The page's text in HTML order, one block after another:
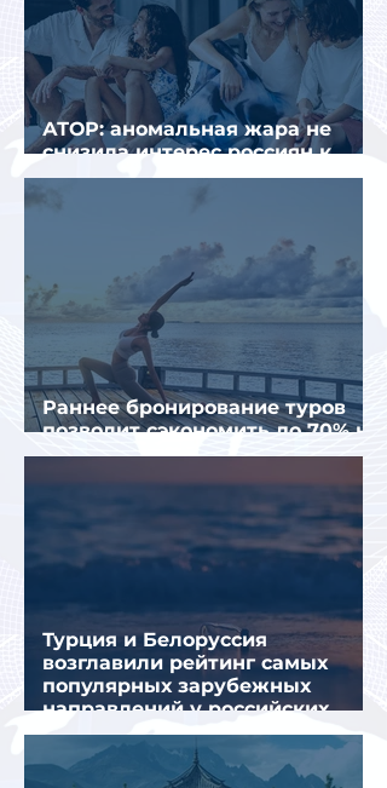
АТОР: аномальная жара не
снизила интерес россиян к
летнему отдыху в Европе
Раннее бронирование туров
позволит сэкономить до 70% на
летнем отдыхе — АТОР
Турция и Белоруссия
возглавили рейтинг самых
популярных зарубежных
направлений у российских
туристов летом